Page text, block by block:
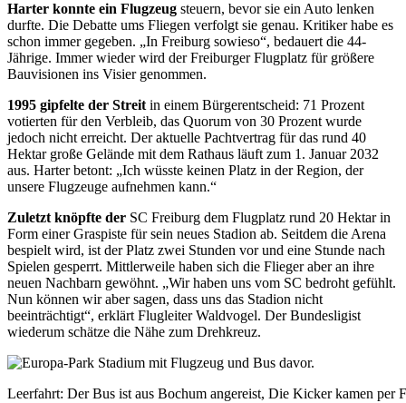
Harter konnte ein Flugzeug steuern, bevor sie ein Auto lenken
durfte. Die Debatte ums Fliegen verfolgt sie genau. Kritiker habe es
schon immer gegeben. „In Freiburg sowieso“, bedauert die 44-
Jährige. Immer wieder wird der Freiburger Flugplatz für größere
Bauvisionen ins Visier genommen.
1995 gipfelte der Streit in einem Bürger­entscheid: 71 Prozent
votierten für den Verbleib, das Quorum von 30 Prozent wurde
jedoch nicht erreicht. Der aktuelle Pachtvertrag für das rund 40
Hektar große Gelände mit dem Rathaus läuft zum 1. Januar 2032
aus. Harter betont: „Ich wüsste keinen Platz in der Region, der
unsere Flugzeuge aufnehmen kann.“
Zuletzt knöpfte der SC Freiburg dem Flugplatz rund 20 Hektar in
Form einer Gras­piste für sein neues Stadion ab. Seitdem die Arena
bespielt wird, ist der Platz zwei Stunden vor und eine Stunde nach
Spielen gesperrt. Mittlerweile haben sich die Flieger aber an ihre
neuen Nachbarn gewöhnt. „Wir haben uns vom SC bedroht gefühlt.
Nun können wir aber sagen, dass uns das Stadion nicht
beeinträchtigt“, erklärt Flugleiter Waldvogel. Der Bundesligist
wiederum schätze die Nähe zum Drehkreuz.
Leerfahrt: Der Bus ist aus Bochum angereist, Die Kicker kamen per